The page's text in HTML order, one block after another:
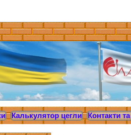
Калькулятор цегли Контакти